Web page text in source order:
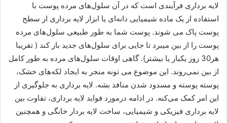
لایه برداری فرآیندی است که در آن سلول‌های مرده پوست با
استفاده از یک ماده شیمیایی دانه‌ای یا ابزار لایه برداری از سطح
پوست پاک می شوند. پوست شما به طور طبیعی سلول‌های مرده
پوست را از بین میبرد تا جایی برای سلول‌های جدید باز کند ( تقریبا
هر30 روز یکبار یا بیشتر). گاهی اوقات سلول‌های مرده به طور کامل
از بین نمی‌روند. این موضوع می تونه منجر به ایجاد لکه‌های خشک،
پوسته پوسته و مسدود شدن منافذ بشه. لایه برداری به جلوگیری از
این امر کمک می‌کنه. در ادامه درمورد فواید لایه برداری، تفاوت بین
لایه برداری فیزیکی و شیمیایی، ساخت لایه بردار خانگی و همچنین